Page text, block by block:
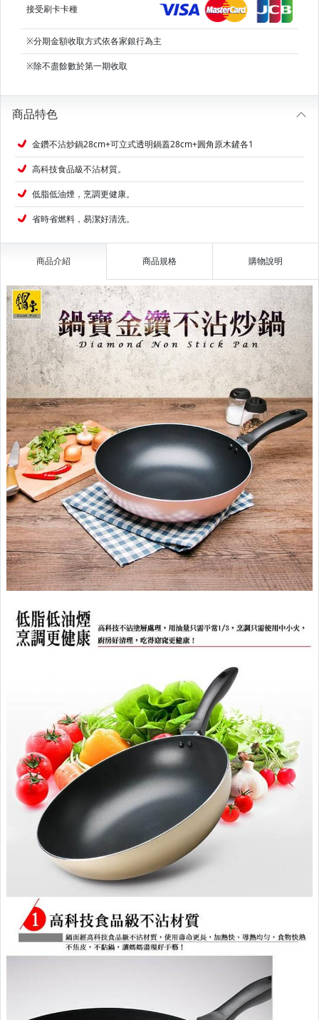
接受刷卡卡種
※分期金額收取方式依各家銀行為主
※除不盡餘數於第一期收取
商品特色
金鑽不沾炒鍋28cm+可立式透明鍋蓋28cm+圓角原木鏟各1
高科技食品級不沾材質。
低脂低油煙，烹調更健康。
省時省燃料，易潔好清洗。
商品介紹 商品規格 購物說明